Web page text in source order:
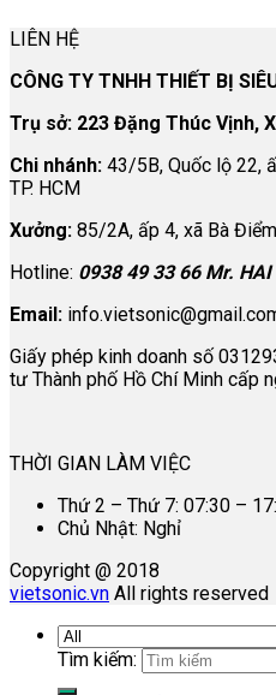
LIÊN HỆ
CÔNG TY TNHH THIẾT BỊ
Trụ sở: 223 Đặng Thúc Vịnh,
Chi nhánh: 43/5B, Quốc lộ 22,
TP. HCM
Xưởng: 85/2A, ấp 4, xã Bà
Hotline: 0938 49 33 66 Mr. HAI
Email:
Giấy phép kinh doanh số
tư Thành phố Hồ Chí Minh cấp
THỜI GIAN LÀM VIỆC
Thứ 2 – Thứ 7: 07:30 –
Chủ Nhật: Nghỉ
Copyright @ 2018
vietsonic.vn All rights reserved
Tìm kiếm: